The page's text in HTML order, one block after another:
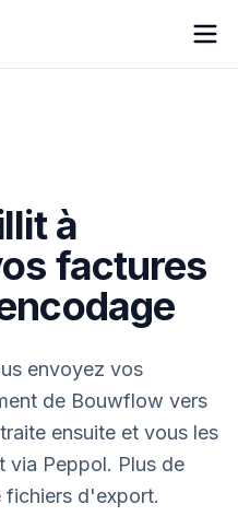
à
factures
envoyez vos
de Bouwflow vers
ensuite et vous les
via Peppol. Plus de
fichiers d'export.